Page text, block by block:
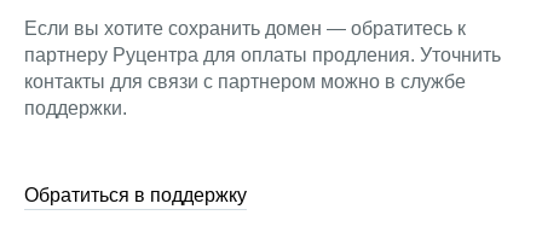
Если вы хотите сохранить домен — обратитесь к
партнеру Руцентра для оплаты продления. Уточнить
контакты для связи с партнером можно в службе
поддержки.
Обратиться в поддержку